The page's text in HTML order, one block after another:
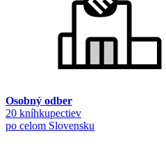
Osobný odber
20 kníhkupectiev
po celom Slovensku